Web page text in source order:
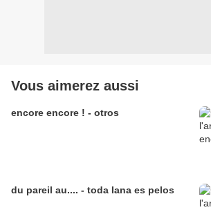
Vous aimerez aussi
encore encore ! - otros
du pareil au.... - toda lana es pelos